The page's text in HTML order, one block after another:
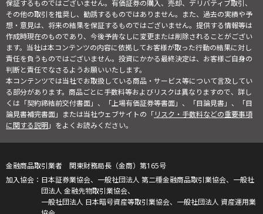
保証するものではございません。有価証券の購入、売却、デリバティブ取引、
その他の取引を推奨し、勧誘するものではありません。また、過去の実績や予
想・意見は、将来の結果を保証するものではございません。提供する情報等は
作成時現在のものであり、今後予告なしに変更または削除されることがござい
ます。当社は本コンテンツの内容に依拠してお客様が取った行動の結果に対し
責任を負うものではございません。投資にかかる最終決定は、お客様ご自身の
判断と責任でなさるようお願いいたします。
本コンテンツでは当社でお取扱している商品・サービス等について言及してい
る部分があります。商品ごとに手数料等およびリスクは異なりますので、詳し
くは「契約締結前交付書面」、「上場有価証券等書面」、「目論見書」、「目
論見書補完書面」または当社ウェブサイトの「リスク・手数料などの重要事項
に関する説明」をよくお読みください。
金融商品取引業者 関東財務局長（金商）第165号
日本証券業協会、一般社団法人 第二種金融商品取引業協会、一般社
団法人 金融先物取引業協会、
一般社団法人 日本暗号資産等取引業協会、一般社団法人 資産運用業